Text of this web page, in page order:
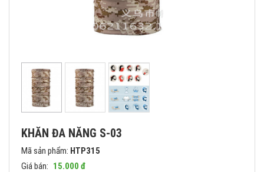
KHĂN ĐA NĂNG S-03
Mã sản phẩm: HTP315
Giá bán: 15.000 đ